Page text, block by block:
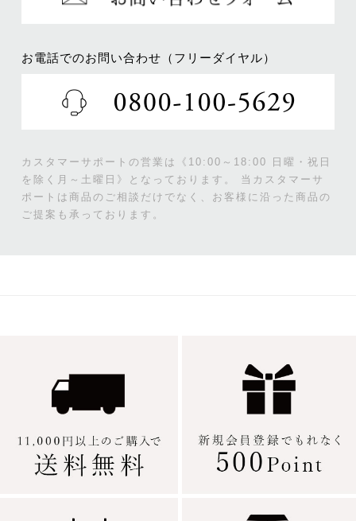
お電話でのお問い合わせ（フリーダイヤル）
カスタマーサポートの営業は《10:00～18:00 日曜・祝日
を除く月～土曜日》となっております。
当カスタマーサ
ポートは商品のご相談だけでなく、お客様に沿った商品の
ご提案も承っております。